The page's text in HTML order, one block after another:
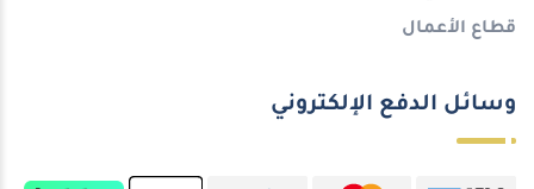
قطاع الأعمال
وسائل الدفع الإلكتروني